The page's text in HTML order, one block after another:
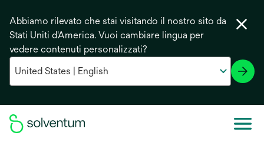
Abbiamo rilevato che stai visitando il nostro sito da
Stati Uniti d'America. Vuoi cambiare lingua per
vedere contenuti personalizzati?